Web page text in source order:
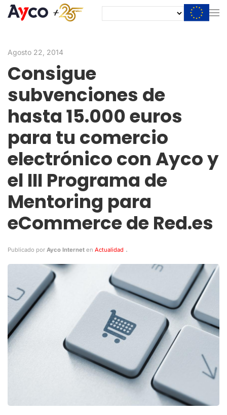
Agosto 22, 2014
Consigue
subvenciones de
hasta 15.000 euros
para tu comercio
electrónico con Ayco y
el III Programa de
Mentoring para
eCommerce de Red.es
Publicado por Ayco Internet en Actualidad .